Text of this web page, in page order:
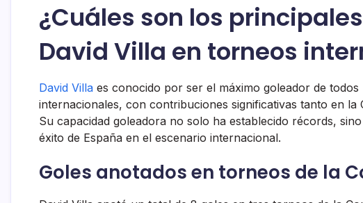
¿Cuáles son los
David Villa en torneos
David Villa es conocido por ser el máximo goleador de todos
internacionales, con contribuciones significativas tanto en
Su capacidad goleadora no solo ha establecido récords,
éxito de España en el escenario internacional.
Goles anotados en torneos de la